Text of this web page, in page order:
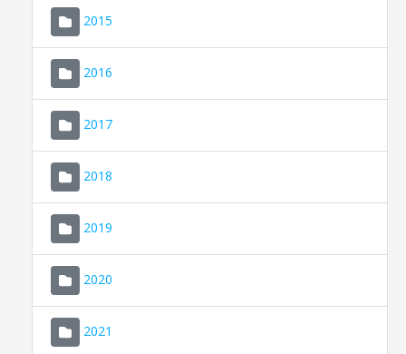
2015
2016
2017
2018
2019
2020
2021